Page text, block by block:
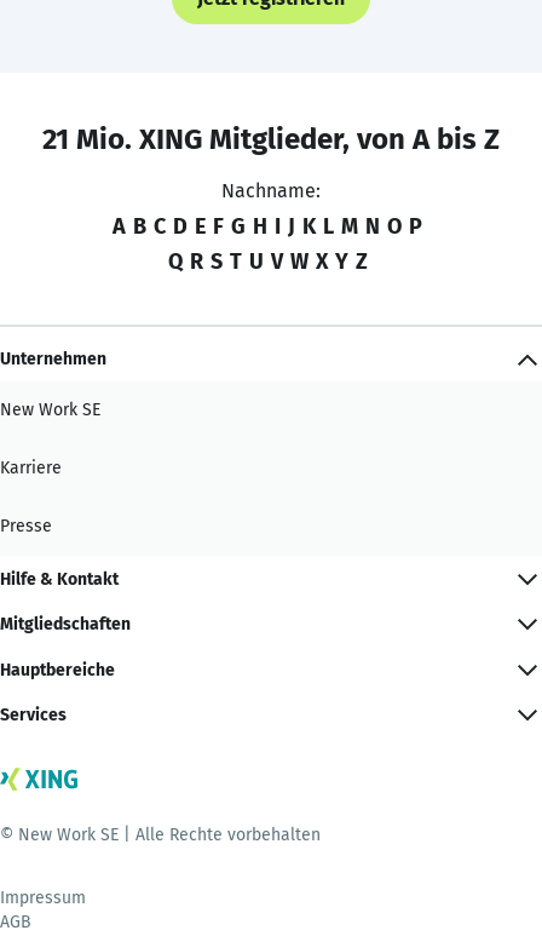
21 Mio. XING Mitglieder, von A bis Z
Nachname:
A B C D E F G H I J K L M N O P
Q R S T U V W X Y Z
Unternehmen
New Work SE
Karriere
Presse
Hilfe & Kontakt
Mitgliedschaften
Hauptbereiche
Services
© New Work SE | Alle Rechte vorbehalten
Impressum
AGB